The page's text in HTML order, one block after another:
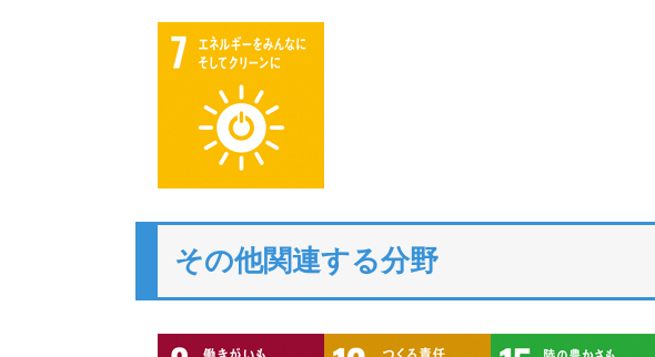
その他関連する分野